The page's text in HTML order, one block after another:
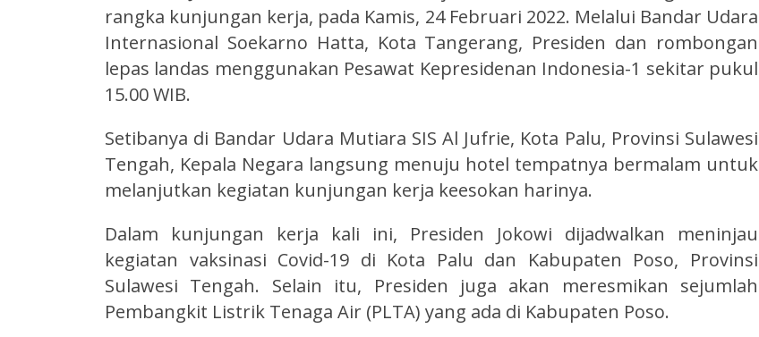
rangka kunjungan kerja, pada Kamis, 24 Februari 2022. Melalui Bandar Udara
Internasional Soekarno Hatta, Kota Tangerang, Presiden dan rombongan
lepas landas menggunakan Pesawat Kepresidenan Indonesia-1 sekitar pukul
15.00 WIB.
Setibanya di Bandar Udara Mutiara SIS Al Jufrie, Kota Palu, Provinsi Sulawesi
Tengah, Kepala Negara langsung menuju hotel tempatnya bermalam untuk
melanjutkan kegiatan kunjungan kerja keesokan harinya.
Dalam kunjungan kerja kali ini, Presiden Jokowi dijadwalkan meninjau
kegiatan vaksinasi Covid-19 di Kota Palu dan Kabupaten Poso, Provinsi
Sulawesi Tengah. Selain itu, Presiden juga akan meresmikan sejumlah
Pembangkit Listrik Tenaga Air (PLTA) yang ada di Kabupaten Poso.